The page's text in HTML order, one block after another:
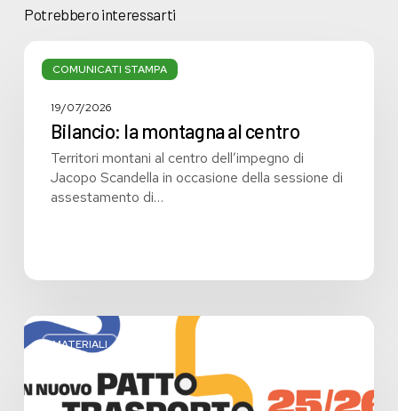
Potrebbero interessarti
COMUNICATI STAMPA
centro
19/07/2026
Bilancio: la montagna al centro
Territori montani al centro dell’impegno di
Jacopo Scandella in occasione della sessione di
assestamento di…
MATERIALI
Un
nuovo
per